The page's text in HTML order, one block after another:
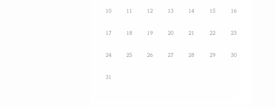
10 11 12 13 14 15 16
17 18 19 20 21 22 23
24 25 26 27 28 29 30
31